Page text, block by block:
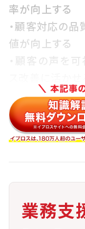
率が向上する
・顧客対応の品
値が向上する
・顧客の声を
・対応履歴の
ナライズが可能
・業務支援サー
分析までを包括
注意点
・チャネルご
業務支